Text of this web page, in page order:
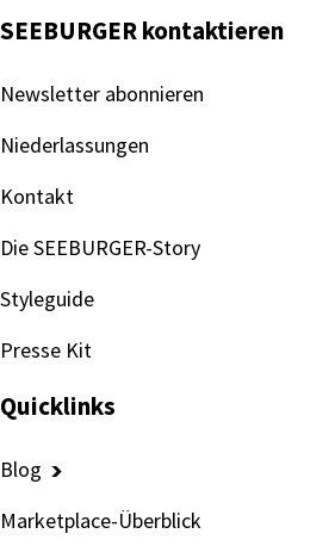
SEEBURGER kontaktieren
Newsletter abonnieren
Niederlassungen
Kontakt
Die SEEBURGER-Story
Styleguide
Presse Kit
Quicklinks
Blog
Marketplace-Überblick